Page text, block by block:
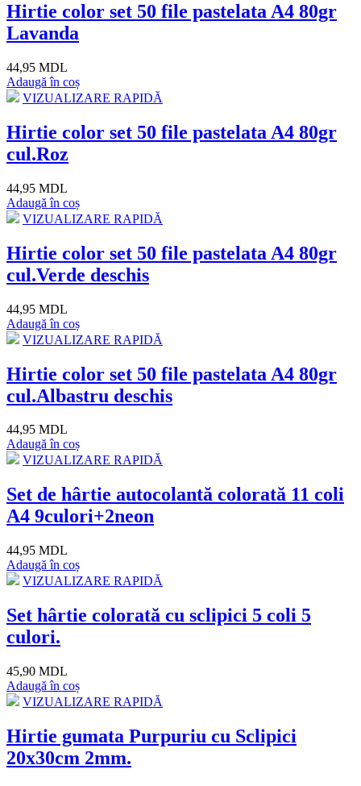
Hirtie color set 50 file pastelata A4 80gr
Lavanda
44,95 MDL
Adaugă în coș
VIZUALIZARE RAPIDĂ
Hirtie color set 50 file pastelata A4 80gr
cul.Roz
44,95 MDL
Adaugă în coș
VIZUALIZARE RAPIDĂ
Hirtie color set 50 file pastelata A4 80gr
cul.Verde deschis
44,95 MDL
Adaugă în coș
VIZUALIZARE RAPIDĂ
Hirtie color set 50 file pastelata A4 80gr
cul.Albastru deschis
44,95 MDL
Adaugă în coș
VIZUALIZARE RAPIDĂ
Set de hârtie autocolantă colorată 11 coli
A4 9culori+2neon
44,95 MDL
Adaugă în coș
VIZUALIZARE RAPIDĂ
Set hârtie colorată cu sclipici 5 coli 5
culori.
45,90 MDL
Adaugă în coș
VIZUALIZARE RAPIDĂ
Hirtie gumata Purpuriu cu Sclipici
20x30cm 2mm.